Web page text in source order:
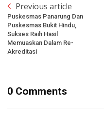
Previous article
Puskesmas Panarung Dan
Puskesmas Bukit Hindu,
Sukses Raih Hasil
Memuaskan Dalam Re-
Akreditasi
0 Comments